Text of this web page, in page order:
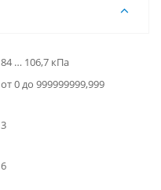
84 … 106,7 кПа
от 0 до 999999999,999
3
6